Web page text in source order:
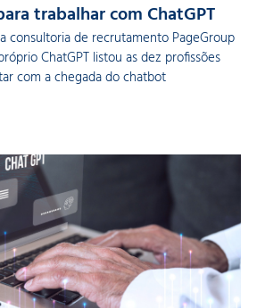
trabalhar com ChatGPT
consultoria de recrutamento PageGroup
ChatGPT listou as dez profissões
com a chegada do chatbot